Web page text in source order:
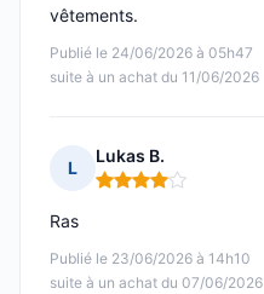
Publié le 24/06/2026 à 05h47
suite à un achat du 11/06/2026
vêtements.
L
Lukas B.
Note : 4 sur 5
Publié le 23/06/2026 à 14h10
suite à un achat du 07/06/2026
Ras